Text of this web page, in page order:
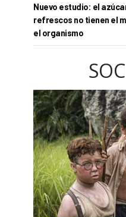
Nuevo estudio: el
refrescos no tienen el
el organismo